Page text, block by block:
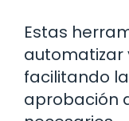
Estas
automatizar
facilitando
aprobación